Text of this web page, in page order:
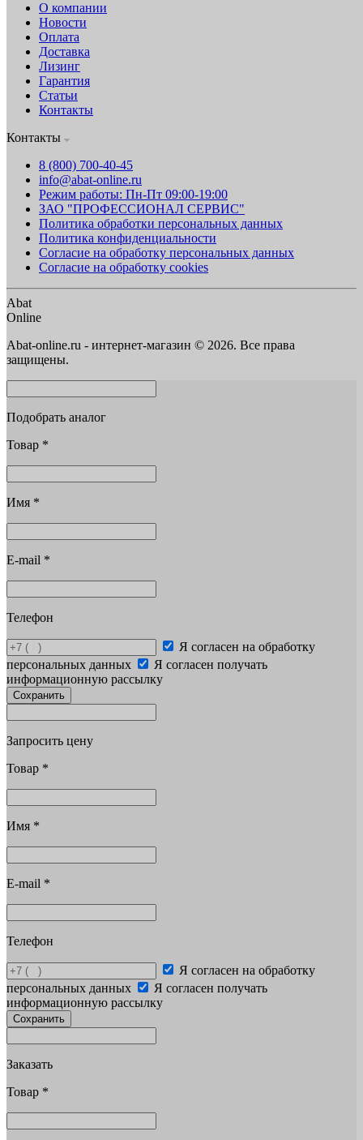
О компании
Новости
Оплата
Доставка
Лизинг
Гарантия
Статьи
Контакты
Контакты
8 (800) 700-40-45
info@abat-online.ru
Режим работы: Пн-Пт 09:00-19:00
ЗАО "ПРОФЕССИОНАЛ СЕРВИС"
Политика обработки персональных данных
Политика конфиденциальности
Согласие на обработку персональных данных
Согласие на обработку cookies
Abat
Online
Abat-online.ru - интернет-магазин © 2026. Все права
защищены.
Подобрать аналог
Товар *
Имя *
E-mail *
Телефон
Я согласен на обработку
персональных данных
Я согласен получать
информационную рассылку
Сохранить
Запросить цену
Товар *
Имя *
E-mail *
Телефон
Я согласен на обработку
персональных данных
Я согласен получать
информационную рассылку
Сохранить
Заказать
Товар *